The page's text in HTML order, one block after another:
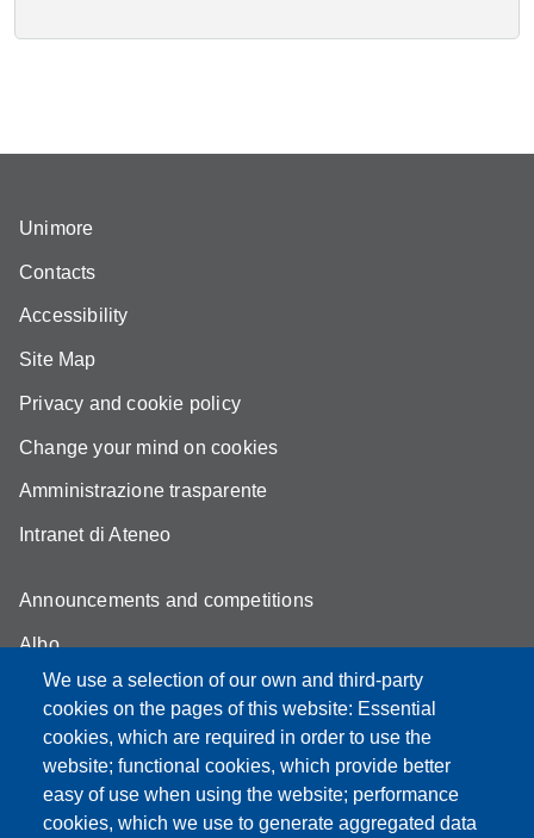
We use a selection of our own and third-party
cookies on the pages of this website: Essential
cookies, which are required in order to use the
website; functional cookies, which provide better
easy of use when using the website; performance
cookies, which we use to generate aggregated data
Unimore
Contacts
Accessibility
Site Map
Privacy and cookie policy
Change your mind on cookies
Amministrazione trasparente
Intranet di Ateneo
Announcements and competitions
Albo
Online teaching mode
Student secretariat
Quality Assurance